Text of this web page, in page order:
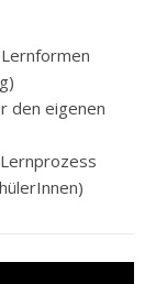
den eigenen